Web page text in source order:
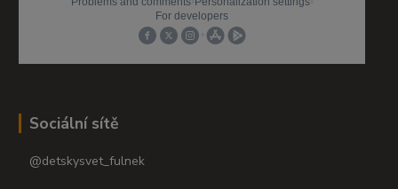
Sociální sítě
@detskysvet_fulnek